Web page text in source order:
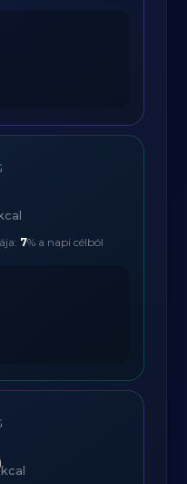
7% a napi célból
kcal